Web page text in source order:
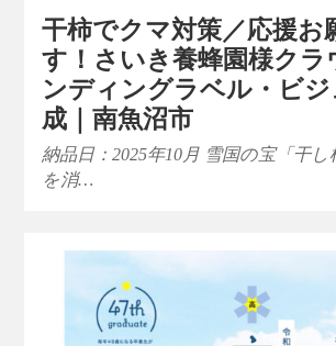
干柿でクマ対策／応援お
す！さいき養蜂園様クラ
ンディングラベル・ビ
成｜南魚沼市
納品日：2025年10月 雪国の宝「干
を消…